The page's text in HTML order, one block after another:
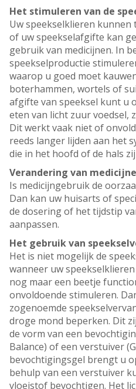
Het stimuleren van de
Uw speekselklieren
of uw speekselafgifte kan
gebruik van medicijnen. In
speekselproductie
waarop u goed moet
boterhammen, wortels of
afgifte van speeksel kunt u
eten van licht zuur voedsel,
Dit werkt vaak niet of
reeds langer lijden aan het
die in het hoofd of de hals
Verandering van
Is medicijngebruik de
Dan kan uw huisarts of
de dosering of het tijdstip
aanpassen.
Het gebruik van
Het is niet mogelijk de
wanneer uw
nog maar een beetje
onvoldoende stimuleren.
zogenoemde
droge mond beperken. Dit
de vorm van een
Balance) of een verstuiver
bevochtigingsgel brengt u
behulp van een verstuiver
vloeistof bevochtigen. Het